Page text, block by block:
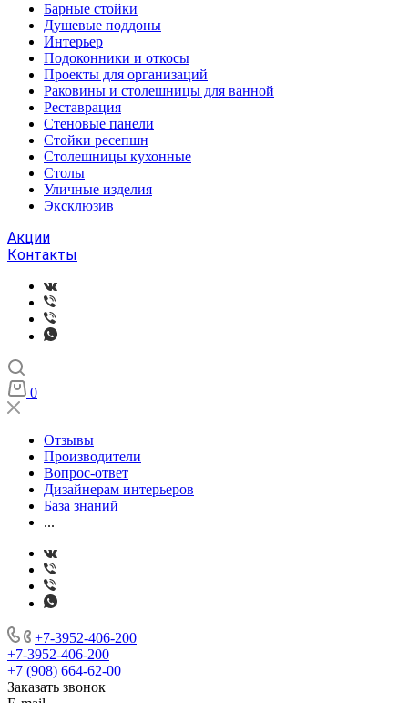
Барные стойки
Душевые поддоны
Интерьер
Подоконники и откосы
Проекты для организаций
Раковины и столешницы для ванной
Реставрация
Стеновые панели
Стойки ресепшн
Столешницы кухонные
Столы
Уличные изделия
Эксклюзив
Акции
Контакты
0
Отзывы
Производители
Вопрос-ответ
Дизайнерам интерьеров
База знаний
...
+7-3952-406-200
+7-3952-406-200
+7 (908) 664-62-00
Заказать звонок